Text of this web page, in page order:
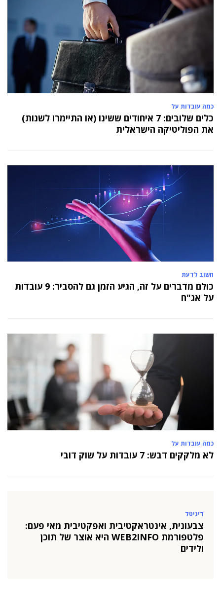
כמה עובדות על
כלים שלובים: 7 איחודים ששינו (או התיימרו לשנות)
את הפוליטיקה הישראלית
חשוב לדעת
כולם מדברים על זה, הגיע הזמן גם להסביר: 9 עובדות
על אג"ח
כמה עובדות על
לא מלקקים דבש: 7 עובדות על שוק דובי
דיגיטל
צבעונית, אינטראקטיבית ואפקטיבית מאי פעם:
פלטפורמת WEB2INFO היא אוצר של תוכן
ולידים